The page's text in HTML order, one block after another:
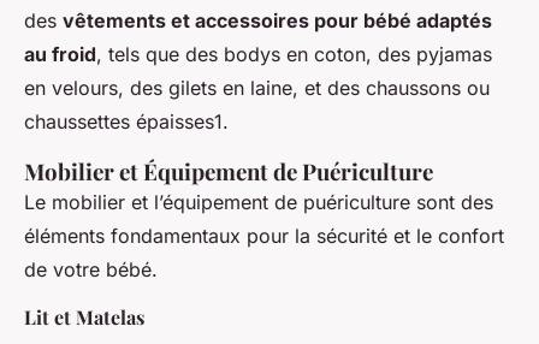
des vêtements et accessoires pour bébé adaptés
au froid, tels que des bodys en coton, des pyjamas
en velours, des gilets en laine, et des chaussons ou
chaussettes épaisses1.
Mobilier et Équipement de Puériculture
Le mobilier et l’équipement de puériculture sont des
éléments fondamentaux pour la sécurité et le confort
de votre bébé.
Lit et Matelas